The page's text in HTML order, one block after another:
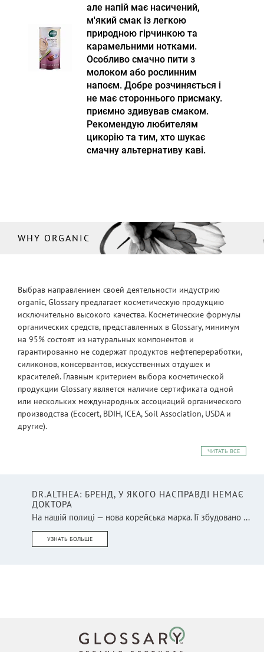
але напій має насичений,
м'який смак із легкою
природною гірчинкою та
карамельними нотками.
Особливо смачно пити з
молоком або рослинним
напоєм. Добре розчиняється і
не має стороннього присмаку.
приємно здивував смаком.
Рекомендую любителям
цикорію та тим, хто шукає
смачну альтернативу каві.
WHY ORGANIC
Выбрав направлением своей деятельности индустрию
organic, Glossary предлагает косметическую продукцию
исключительно высокого качества. Косметические формулы
органических средств, представленных в Glossary, минимум
на 95% состоят из натуральных компонентов и
гарантированно не содержат продуктов нефтепереработки,
силиконов, консервантов, искусственных отдушек и
красителей. Главным критерием выбора косметической
продукции Glossary является наличие сертификата одной
или нескольких международных ассоциаций органического
производства (Ecocert, BDIH, ICEA, Soil Association, USDA и
другие).
ЧИТАТЬ ВСЕ
DR.ALTHEA: БРЕНД, У ЯКОГО НАСПРАВДІ НЕМАЄ
ДОКТОРА
На нашій полиці — нова корейська марка. Її збудовано ...
УЗНАТЬ БОЛЬШЕ